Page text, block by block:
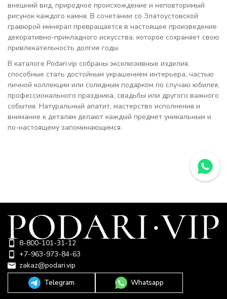
внешний вид, природное происхождение и неповторимый
рисунок каждого камня. В сочетании со Златоустовской
гравюрой минерал превращается в настоящее произведение
декоративно-прикладного искусства, которое сохраняет свою
привлекательность долгие годы.
В каталоге Podari.vip собраны эксклюзивные изделия,
способные стать достойным украшением интерьера, частью
личной коллекции или солидным подарком по случаю юбилея,
профессионального праздника, свадьбы или другого важного
события. Натуральный апатит, мастерство исполнения и
внимание к деталям делают каждый предмет уникальным и
по-настоящему запоминающимся.
8-800-101-31-12
+7-963-973-84-63
zakaz@podari.vip
Telegram
Whatsapp